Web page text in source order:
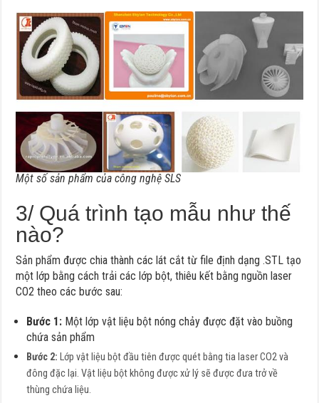
Một số sản phẩm của công nghệ SLS
3/ Quá trình tạo mẫu như thế
nào?
Sản phẩm được chia thành các lát cắt từ file định dạng .STL tạo
một lớp bằng cách trải các lớp bột, thiêu kết bằng nguồn laser
CO2 theo các bước sau:
Bước 1: Một lớp vật liệu bột nóng chảy được đặt vào buồng
chứa sản phẩm
Bước 2: Lớp vật liệu bột đầu tiên được quét bằng tia laser CO2 và
đông đặc lại. Vật liệu bột không được xử lý sẽ được đưa trở về
thùng chứa liệu.